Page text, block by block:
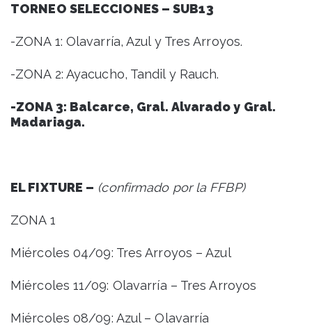
TORNEO SELECCIONES – SUB13
-ZONA 1: Olavarría, Azul y Tres Arroyos.
-ZONA 2: Ayacucho, Tandil y Rauch.
-ZONA 3: Balcarce, Gral. Alvarado y Gral.
Madariaga.
EL FIXTURE – (confirmado por la FFBP)
ZONA 1
Miércoles 04/09: Tres Arroyos – Azul
Miércoles 11/09: Olavarría – Tres Arroyos
Miércoles 08/09: Azul – Olavarría